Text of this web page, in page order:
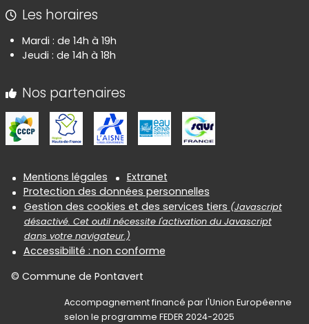
Les horaires
Mardi : de 14h à 19h
Jeudi : de 14h à 18h
Nos partenaires
Informations réglementaires
Mentions légales
Extranet
Protection des données personnelles
Gestion des cookies et des services tiers (Javascript
désactivé. Cet outil nécessite l'activation du Javascript
dans votre navigateur.)
Accessibilité : non conforme
© Commune de Pontavert
Accompagnement financé par l'Union Européenne
selon le programme FEDER 2024-2025